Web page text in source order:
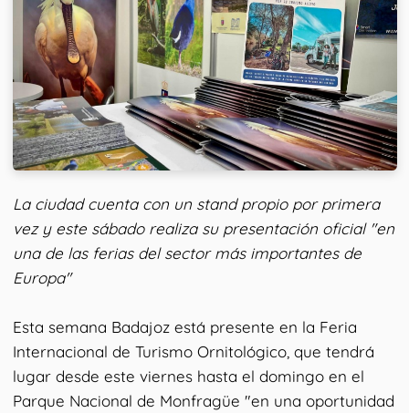
La ciudad cuenta con un stand propio por primera
vez y este sábado realiza su presentación oficial "en
una de las ferias del sector más importantes de
Europa"
Esta semana Badajoz está presente en la Feria
Internacional de Turismo Ornitológico, que tendrá
lugar desde este viernes hasta el domingo en el
Parque Nacional de Monfragüe "en una oportunidad